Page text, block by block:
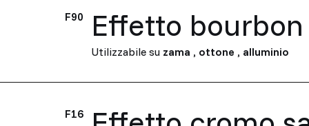
F90 Effetto bourbon
Utilizzabile su zama , ottone , alluminio
F16